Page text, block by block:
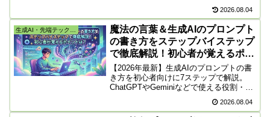
ートを、初心者向けにステップ解説しま
す。
2026.08.04
魔法の言葉＆生成AIのプロンプト
の書き方をステップバイステップ
で徹底解説！初心者が覚えるポイ
ントは？
【2026年最新】生成AIのプロンプトの書
き方を初心者向けに7ステップで解説。
ChatGPTやGeminiなどで使える役割・目
指定方法、コピペ用テンプレート、ブロ
2026.08.04